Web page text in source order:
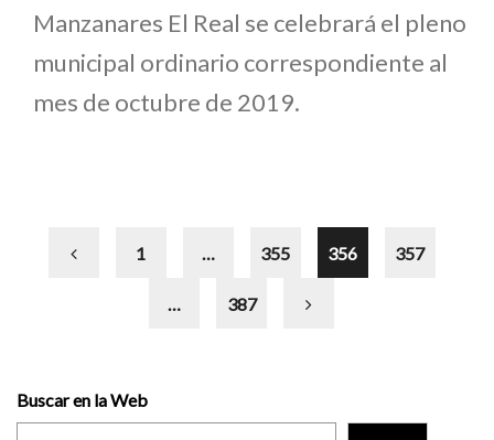
Manzanares El Real se celebrará el pleno
municipal ordinario correspondiente al
mes de octubre de 2019.
1 … 355 356 357
… 387
Buscar en la Web